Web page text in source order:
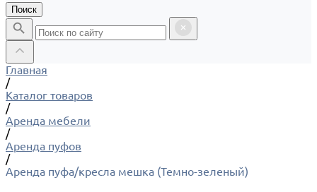
Поиск
Главная
/
Каталог товаров
/
Аренда мебели
/
Аренда пуфов
/
Аренда пуфа/кресла мешка (Темно-зеленый)